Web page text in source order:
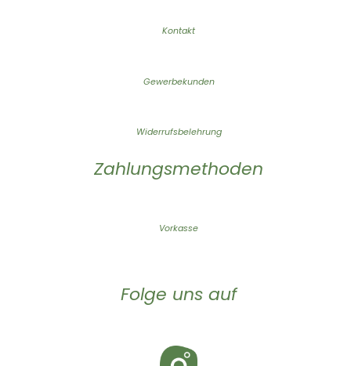
Kontakt
Gewerbekunden
Widerrufsbelehrung
Zahlungsmethoden
Vorkasse
Folge uns auf